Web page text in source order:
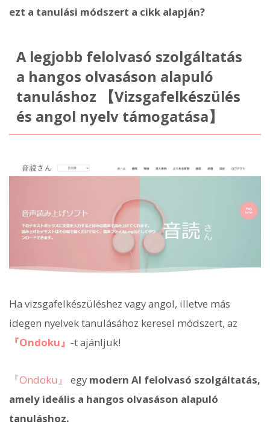
ezt a tanulási módszert a cikk alapján?
A legjobb felolvasó szolgáltatás
a hangos olvasáson alapuló
tanuláshoz 【Vizsgafelkészülés
és angol nyelv támogatása】
Ha vizsgafelkészüléshez vagy angol, illetve más
idegen nyelvek tanulásához keresel módszert, az
『Ondoku』 -t ajánljuk!
『Ondoku』 egy modern AI felolvasó szolgáltatás,
amely ideális a hangos olvasáson alapuló
tanuláshoz.